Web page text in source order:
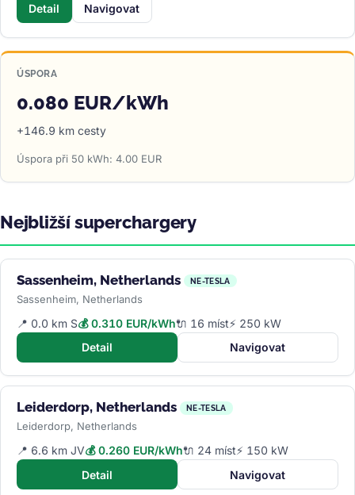
Detail Navigovat
ÚSPORA
0.080 EUR/kWh
+146.9 km cesty
Úspora při 50 kWh: 4.00 EUR
Nejbližší superchargery
Sassenheim, Netherlands NE-TESLA
Sassenheim, Netherlands
📍 0.0 km S💰 0.310 EUR/kWh🔌 16 míst⚡ 250 kW
Detail
Navigovat
Leiderdorp, Netherlands NE-TESLA
Leiderdorp, Netherlands
📍 6.6 km JV💰 0.260 EUR/kWh🔌 24 míst⚡ 150 kW
Detail
Navigovat